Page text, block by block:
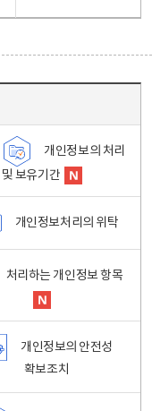
개인정보의 처리
및 보유기간
개인정보처리의 위탁
처리하는 개인정보 항목
개인정보의 안전성
확보조치